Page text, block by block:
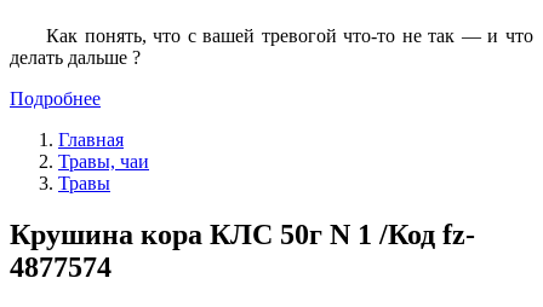
Как понять, что с вашей тревогой что-то не так — и что
делать дальше ?
Подробнее
Главная
Травы, чаи
Травы
Крушина кора КЛС 50г N 1 /Код fz-
4877574